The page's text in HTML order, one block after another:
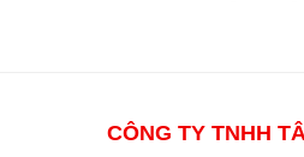
CÔNG TY TNHH